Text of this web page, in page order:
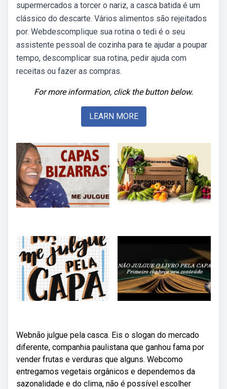
supermercados a torcer o nariz, a casca batida é um
clássico do descarte. Vários alimentos são rejeitados
por. Webdescomplique sua rotina o tedi é o seu
assistente pessoal de cozinha para te ajudar a poupar
tempo, descomplicar sua rotina, pedir ajuda com
receitas ou fazer as compras.
For more information, click the button below.
LEARN MORE
Webnão julgue pela casca. Eis o slogan do mercado
diferente, companhia paulistana que ganhou fama por
vender frutas e verduras que alguns. Webcomo
entregamos vegetais orgânicos e dependemos da
sazonalidade e do clima, não é possível escolher